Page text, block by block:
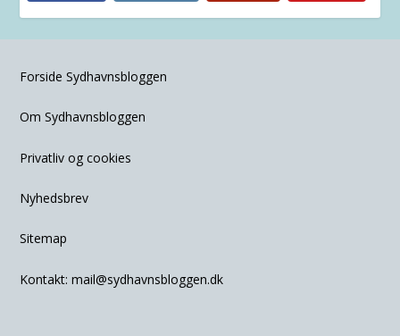
Forside Sydhavnsbloggen
Om Sydhavnsbloggen
Privatliv og cookies
Nyhedsbrev
Sitemap
Kontakt:mail@sydhavnsbloggen.dk